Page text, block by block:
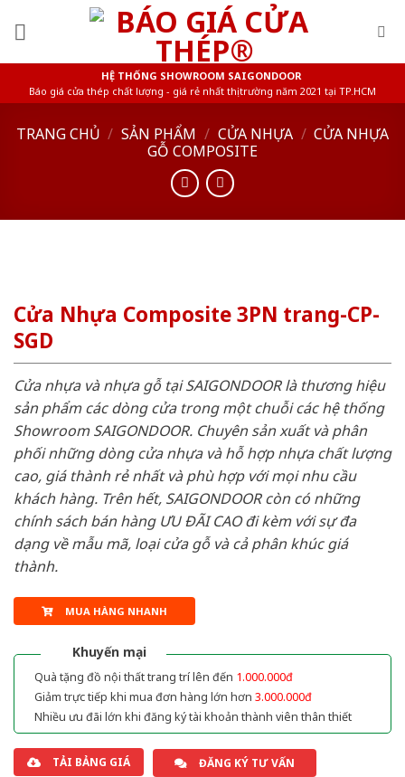
HỆ THỐNG SHOWROOM SAIGONDOOR
Báo giá cửa thép chất lượng - giá rẻ nhất thị trường năm 2021 tại TP.HCM
TRANG CHỦ / SẢN PHẨM / CỬA NHỰA / CỬA NHỰA
GỖ COMPOSITE
Cửa Nhựa Composite 3PN trang-CP-
SGD
Cửa nhựa và nhựa gỗ tại SAIGONDOOR là thương hiệu
sản phẩm các dòng cửa trong một chuỗi các hệ thống
Showroom SAIGONDOOR. Chuyên sản xuất và phân
phối những dòng cửa nhựa và hỗ hợp nhựa chất lượng
cao, giá thành rẻ nhất và phù hợp với mọi nhu cầu
khách hàng. Trên hết, SAIGONDOOR còn có những
chính sách bán hàng ƯU ĐÃI CAO đi kèm với sự đa
dạng về mẫu mã, loại cửa gỗ và cả phân khúc giá
thành.
MUA HÀNG NHANH
Khuyến mại
Quà tặng đồ nội thất trang trí lên đến 1.000.000đ
Giảm trực tiếp khi mua đơn hàng lớn hơn 3.000.000đ
Nhiều ưu đãi lớn khi đăng ký tài khoản thành viên thân thiết
TẢI BẢNG GIÁ ĐĂNG KÝ TƯ VẤN